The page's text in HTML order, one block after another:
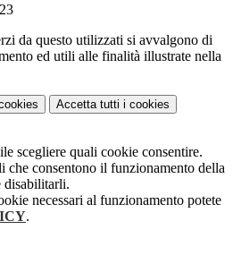
da questo utilizzati si avvalgono di
ed utili alle finalità illustrate nella
Accetta tutti i cookies
scegliere quali cookie consentire.
che consentono il funzionamento della
disabilitarli.
necessari al funzionamento potete
.